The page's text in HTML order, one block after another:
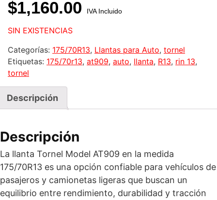
$1,160.00 IVA Incluido
SIN EXISTENCIAS
Categorías: 175/70R13, Llantas para Auto, tornel
Etiquetas: 175/70r13, at909, auto, llanta, R13, rin 13,
tornel
Descripción
Descripción
La llanta Tornel Model AT909 en la medida
175/70R13 es una opción confiable para vehículos de
pasajeros y camionetas ligeras que buscan un
equilibrio entre rendimiento, durabilidad y tracción